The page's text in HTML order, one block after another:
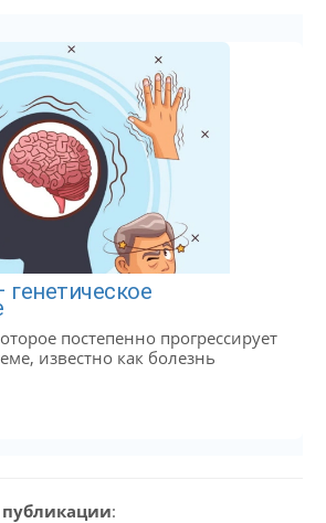
генетическое
постепенно прогрессирует
известно как болезнь
: